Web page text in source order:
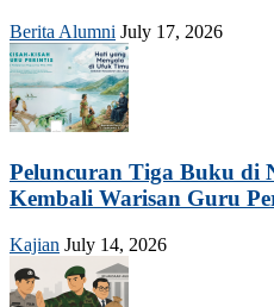
Berita Alumni July 17, 2026
Peluncuran Tiga Buku di
Kembali Warisan Guru
Kajian July 14, 2026